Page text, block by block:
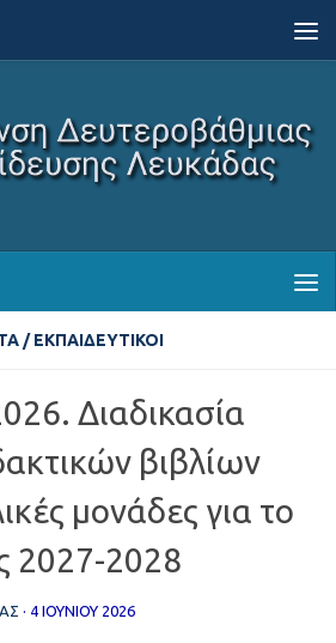
/ ΕΚΠΑΙΔΕΥΤΙΚΟΊ
Διαδικασία
βιβλίων
μονάδες για το
2027-2028
· 4 ΙΟΥΝΊΟΥ 2026